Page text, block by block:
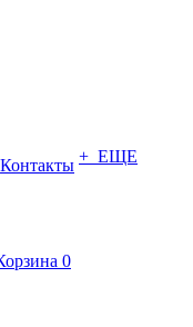
Контакты + ЕЩЕ
0